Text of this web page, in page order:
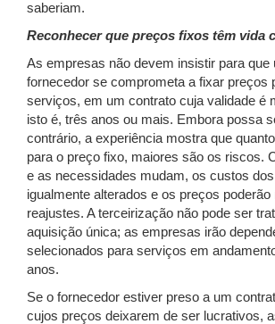
saberiam.
Reconhecer que preços fixos têm vida
As empresas não devem insistir para que
fornecedor se comprometa a fixar preços
serviços, em um contrato cuja validade é
isto é, três anos ou mais. Embora possa
contrário, a experiência mostra que
para o preço fixo, maiores são os riscos.
e as necessidades mudam, os custos
igualmente alterados e os preços
reajustes. A terceirização não pode ser
aquisição única; as empresas irão
selecionados para serviços em
anos.
Se o fornecedor estiver preso a um
cujos preços deixarem de ser lucrativos,